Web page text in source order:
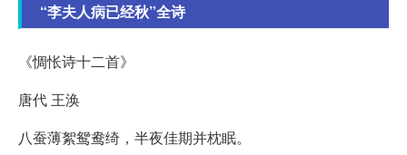
“李夫人病已经秋”全诗
《惆怅诗十二首》
唐代 王涣
八蚕薄絮鸳鸯绮，半夜佳期并枕眠。